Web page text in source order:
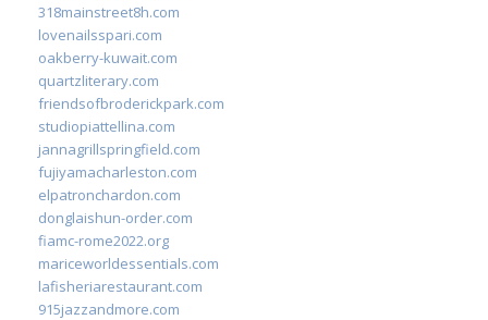
318mainstreet8h.com
lovenailsspari.com
oakberry-kuwait.com
quartzliterary.com
friendsofbroderickpark.com
studiopiattellina.com
jannagrillspringfield.com
fujiyamacharleston.com
elpatronchardon.com
donglaishun-order.com
fiamc-rome2022.org
mariceworldessentials.com
lafisheriarestaurant.com
915jazzandmore.com